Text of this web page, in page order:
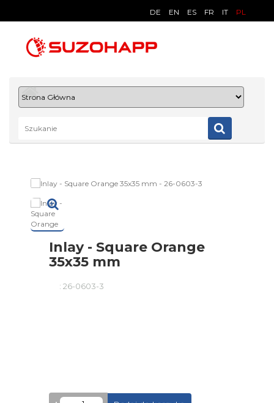
DE EN ES FR IT PL
Inlay - Square Orange
35x35 mm
: 26-0603-3